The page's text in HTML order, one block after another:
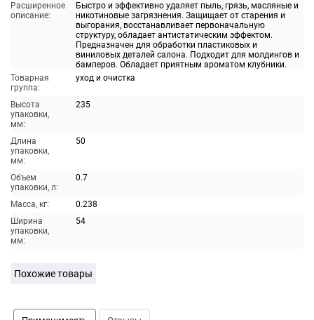
Расширенное
описание:
Быстро и эффективно удаляет пыль, грязь, масляные и
никотиновые загрязнения. Защищает от старения и
выгорания, восстанавливает первоначальную
структуру, обладает антистатическим эффектом.
Предназначен для обработки пластиковых и
виниловых деталей салона. Подходит для молдингов и
бамперов. Обладает приятным ароматом клубники.
Товарная
группа:
уход и очистка
Высота
упаковки,
мм:
235
Длина
упаковки,
мм:
50
Объем
упаковки, л:
0.7
Масса, кг:
0.238
Ширина
упаковки,
мм:
54
Похожие товары